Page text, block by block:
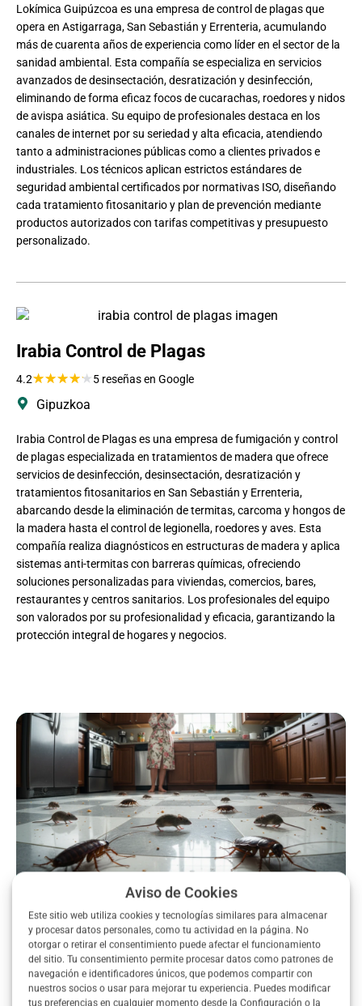
Aviso de Cookies
Este sitio web utiliza cookies y tecnologías similares para almacenar
y procesar datos personales, como tu actividad en la página. No
otorgar o retirar el consentimiento puede afectar el funcionamiento
del sitio. Tu consentimiento permite procesar datos como patrones de
navegación e identificadores únicos, que podemos compartir con
nuestros socios o usar para mejorar tu experiencia. Puedes modificar
tus preferencias en cualquier momento desde la Configuración o la
Lokímica Guipúzcoa es una empresa de control de plagas que
opera en Astigarraga, San Sebastián y Errenteria, acumulando
más de cuarenta años de experiencia como líder en el sector de la
sanidad ambiental. Esta compañía se especializa en servicios
avanzados de desinsectación, desratización y desinfección,
eliminando de forma eficaz focos de cucarachas, roedores y nidos
de avispa asiática. Su equipo de profesionales destaca en los
canales de internet por su seriedad y alta eficacia, atendiendo
tanto a administraciones públicas como a clientes privados e
industriales. Los técnicos aplican estrictos estándares de
seguridad ambiental certificados por normativas ISO, diseñando
cada tratamiento fitosanitario y plan de prevención mediante
productos autorizados con tarifas competitivas y presupuesto
personalizado.
Irabia Control de Plagas
4.2★★★★★ 5 reseñas en Google
Gipuzkoa
Irabia Control de Plagas es una empresa de fumigación y control
de plagas especializada en tratamientos de madera que ofrece
servicios de desinfección, desinsectación, desratización y
tratamientos fitosanitarios en San Sebastián y Errenteria,
abarcando desde la eliminación de termitas, carcoma y hongos de
la madera hasta el control de legionella, roedores y aves. Esta
compañía realiza diagnósticos en estructuras de madera y aplica
sistemas anti-termitas con barreras químicas, ofreciendo
soluciones personalizadas para viviendas, comercios, bares,
restaurantes y centros sanitarios. Los profesionales del equipo
son valorados por su profesionalidad y eficacia, garantizando la
protección integral de hogares y negocios.
¿Problemas de plagas en tu
casa o negocio? ¡Consigue
aquí el mejor precio!
Pide ahora un presupuesto gratuito y